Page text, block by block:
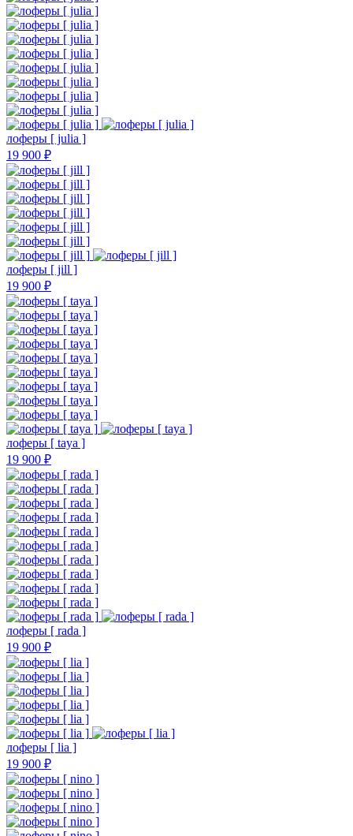
лоферы [ julia ]
19 900 ₽
лоферы [ jill ]
19 900 ₽
лоферы [ taya ]
19 900 ₽
лоферы [ rada ]
19 900 ₽
лоферы [ lia ]
19 900 ₽